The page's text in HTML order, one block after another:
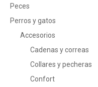
Peces
Perros y gatos
Accesorios
Cadenas y correas
Collares y pecheras
Confort